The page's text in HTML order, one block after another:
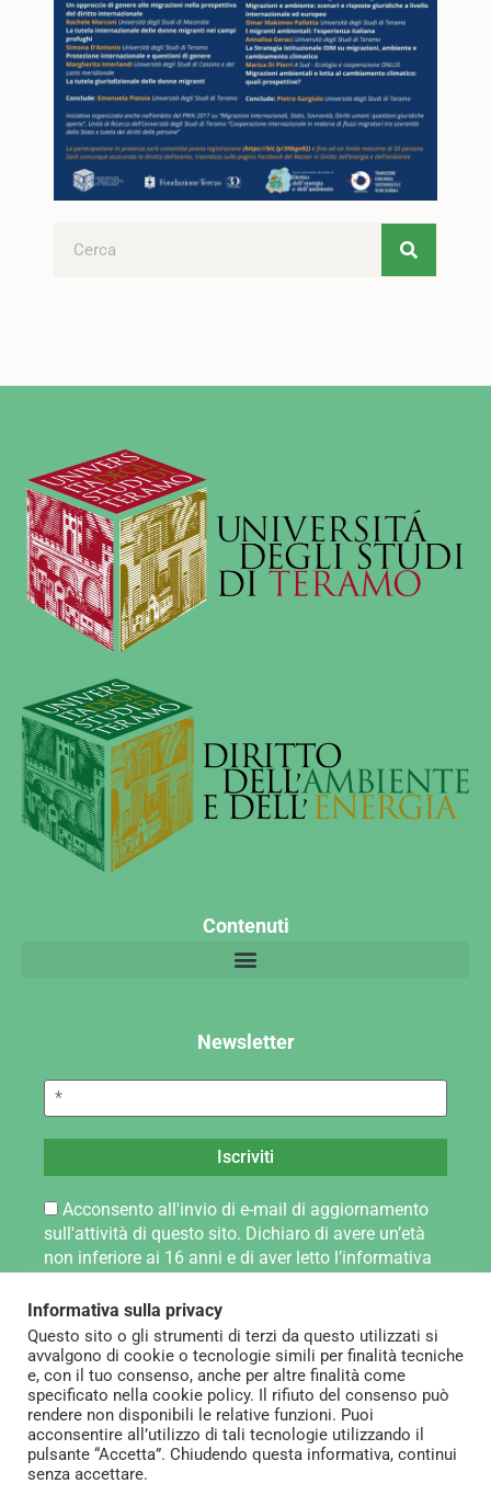
Contenuti
Newsletter
Acconsento all'invio di e-mail di aggiornamento
sull'attività di questo sito. Dichiaro di avere un’età
non inferiore ai 16 anni e di aver letto l’informativa
pagina Privacy Policy.
Note legali
Privacy policy
Informativa sulla privacy
Questo sito o gli strumenti di terzi da questo utilizzati si
avvalgono di cookie o tecnologie simili per finalità tecniche
e, con il tuo consenso, anche per altre finalità come
specificato nella cookie policy. Il rifiuto del consenso può
rendere non disponibili le relative funzioni. Puoi
acconsentire all’utilizzo di tali tecnologie utilizzando il
pulsante “Accetta”. Chiudendo questa informativa, continui
senza accettare.